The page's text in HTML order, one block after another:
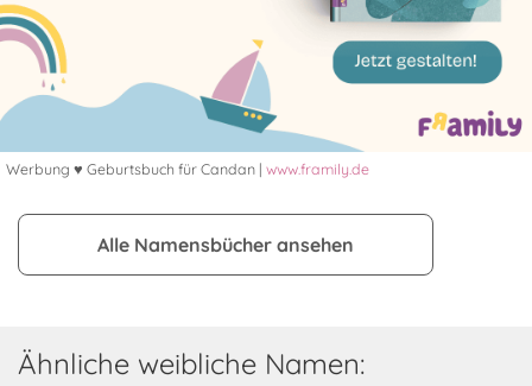
Werbung ♥ Geburtsbuch für Candan | www.framily.de
Alle Namensbücher ansehen
Ähnliche weibliche Namen: